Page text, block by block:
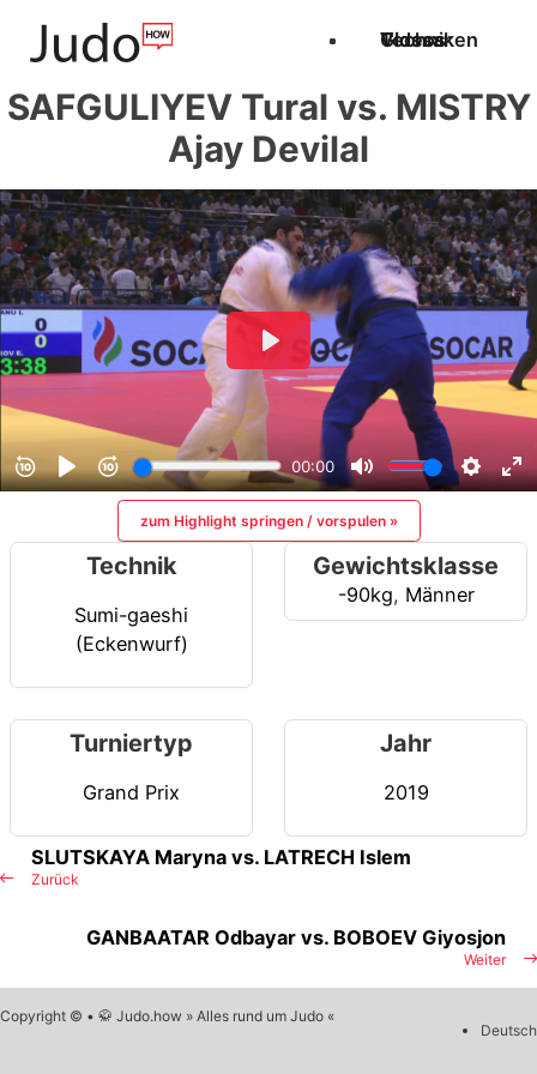
Techniken
Videos
Glossar
SAFGULIYEV Tural vs. MISTRY
Ajay Devilal
zum Highlight springen / vorspulen »
Technik
Sumi-gaeshi
(Eckenwurf)
Gewichtsklasse
-90kg, Männer
Turniertyp
Grand Prix
Jahr
2019
Zurück
SLUTSKAYA Maryna vs. LATRECH Islem
Weiter
GANBAATAR Odbayar vs. BOBOEV Giyosjon
Copyright © • 🥋 Judo.how » Alles rund um Judo «
Deutsch